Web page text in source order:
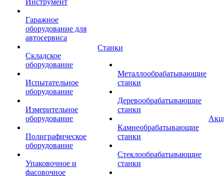
Инструмент
Гаражное
оборудование для
автосервиса
Складское
оборудование
Испытательное
оборудование
Измерительное
оборудование
Полиграфическое
оборудование
Упаковочное и
фасовочное
Станки
Металлообрабатывающие
станки
Деревообрабатывающие
станки
Камнеобрабатывающие
станки
Стеклообрабатывающие
станки